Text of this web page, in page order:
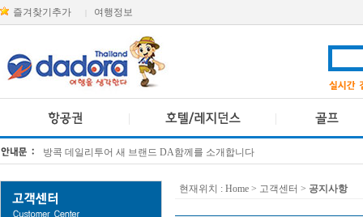
즐겨찾기추가 여행정보
방콕 데일리투어 새 브랜드 DA함께를 소개합니다
현재위치 : Home > 고객센터 > 공지사항